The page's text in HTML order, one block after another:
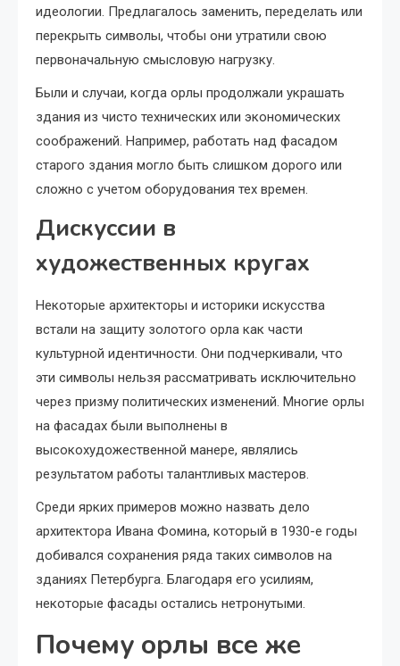
идеологии. Предлагалось заменить, переделать или
перекрыть символы, чтобы они утратили свою
первоначальную смысловую нагрузку.
Были и случаи, когда орлы продолжали украшать
здания из чисто технических или экономических
соображений. Например, работать над фасадом
старого здания могло быть слишком дорого или
сложно с учетом оборудования тех времен.
Дискуссии в
художественных кругах
Некоторые архитекторы и историки искусства
встали на защиту золотого орла как части
культурной идентичности. Они подчеркивали, что
эти символы нельзя рассматривать исключительно
через призму политических изменений. Многие орлы
на фасадах были выполнены в
высокохудожественной манере, являлись
результатом работы талантливых мастеров.
Среди ярких примеров можно назвать дело
архитектора Ивана Фомина, который в 1930-е годы
добивался сохранения ряда таких символов на
зданиях Петербурга. Благодаря его усилиям,
некоторые фасады остались нетронутыми.
Почему орлы все же